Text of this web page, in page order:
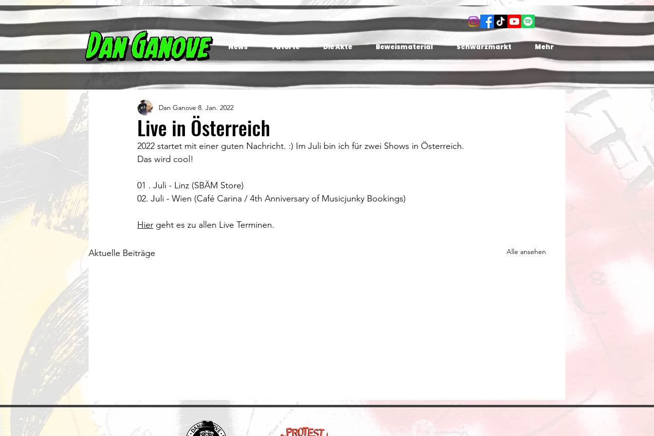
News Tatorte Die Akte Beweismaterial Schwarzmarkt Mehr
Live in Österreich
Dan Ganove 8. Jan. 2022
2022 startet mit einer guten Nachricht. :) Im Juli bin ich für zwei Shows in Österreich.
Das wird cool!
01 . Juli - Linz (SBÄM Store)
02. Juli - Wien (Café Carina / 4th Anniversary of Musicjunky Bookings)
Hier geht es zu allen Live Terminen.
Aktuelle Beiträge Alle ansehen